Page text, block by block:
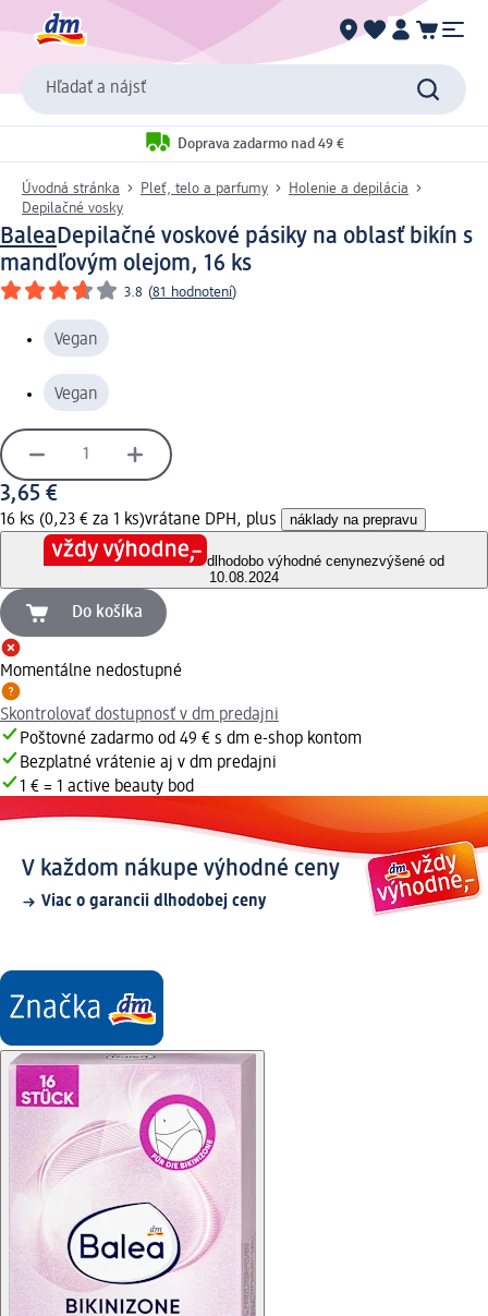
Hľadať a nájsť
Doprava zadarmo nad 49 €
Úvodná stránka Pleť, telo a parfumy
Holenie a depilácia
Depilačné vosky
BaleaDepilačné voskové pásiky na oblasť bikín s
mandľovým olejom, 16 ks
3.8 (81 hodnotení)
Vegan
Vegan
3,65 €
16 ks (0,23 € za 1 ks)vrátane DPH, plus náklady na prepravu
dlhodobo výhodné cenynezvýšené od
10.08.2024
Do košíka
Momentálne nedostupné
Skontrolovať dostupnosť v dm predajni
Poštovné zadarmo od 49 € s dm e-shop kontom
Bezplatné vrátenie aj v dm predajni
1 € = 1 active beauty bod
V každom nákupe výhodné ceny
Viac o garancii dlhodobej ceny